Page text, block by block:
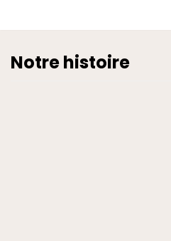
au
contenu
Notre histoire